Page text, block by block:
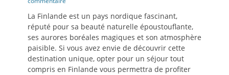
La Finlande est un pays nordique fascinant,
réputé pour sa beauté naturelle époustouflante,
ses aurores boréales magiques et son atmosphère
paisible. Si vous avez envie de découvrir cette
destination unique, opter pour un séjour tout
compris en Finlande vous permettra de profiter